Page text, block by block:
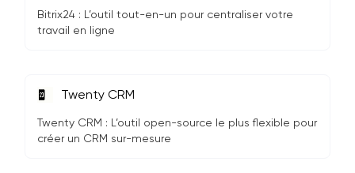
Bitrix24 : L’outil tout-en-un pour centraliser votre
travail en ligne
Twenty CRM
Twenty CRM : L’outil open-source le plus flexible pour
créer un CRM sur-mesure